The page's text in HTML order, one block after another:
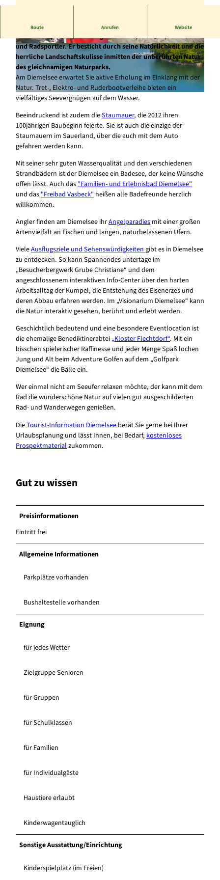
© Markus Balkow | CC-BY-SA
© Sabrinity | CC-BY-SA
© Tourist-Information Diemelsee, Sabrinity |
CC-BY-SA
Route Anrufen Website
Der Diemelsee einer der fünf Sauerland-Seen ist ein Paradies
für Wassersportler, Erholungssuchende, Familien, Wanderer
und Radsportler. Er besticht durch seine Natürlichkeit und die
herrliche Landschaftskulisse inmitten der unberührten Natur
des gleichnamigen Naturparks.
Am Diemelsee erwartet Sie aktive Erholung im Einklang mit der
Natur. Tret-, Elektro- und Ruderbootverleihe bieten ein
vielfältiges Seevergnügen auf dem Wasser.
Beeindruckend ist zudem dieStaumauer, die 2012 ihren
100jährigen Baubeginn feierte. Sie ist auch die einzige der
Staumauern im Sauerland, über die auch mit dem Auto
gefahren werden kann.
Mit seiner sehr guten Wasserqualität und den verschiedenen
Strandbädern ist der Diemelsee ein Badesee, der keine Wünsche
offen lässt. Auch das"Familien- und Erlebnisbad Diemelsee"
und das"Freibad Vasbeck" heißen alle Badefreunde herzlich
willkommen.
Angler finden am Diemelsee ihrAngelparadies mit einer großen
Artenvielfalt an Fischen und langen, naturbelassenen Ufern.
VieleAusflugsziele und Sehenswürdigkeitengibt es in Diemelsee
zu entdecken. So kann Spannendes untertage im
„Besucherbergwerk Grube Christiane“ und dem
angeschlossenem interaktiven Info-Center über den harten
Arbeitsalltag der Kumpel, die Entstehung des Eisenerzes und
deren Abbau erfahren werden. Im „Visionarium Diemelsee“ kann
die Natur interaktiv gesehen, berührt und erlebt werden.
Geschichtlich bedeutend und eine besondere Eventlocation ist
die ehemalige Benediktinerabtei „Kloster Flechtdorf“. Mit ein
bisschen spielerischer Raffinesse und jeder Menge Spaß lochen
Jung und Alt beim Adventure Golfen auf dem „Golfpark
Diemelsee“ die Bälle ein.
Wer einmal nicht am Seeufer relaxen möchte, der kann mit dem
Rad die wunderschöne Natur auf vielen gut ausgeschilderten
Rad- und Wanderwegen genießen.
DieTourist-Information Diemelsee berät Sie gerne bei Ihrer
Urlaubsplanung und lässt Ihnen, bei Bedarf, kostenloses
Prospektmaterial zukommen.
Gut zu wissen
Preisinformationen
Eintritt frei
Allgemeine Informationen
Parkplätze vorhanden
Bushaltestelle vorhanden
Eignung
für jedes Wetter
Zielgruppe Senioren
für Gruppen
für Schulklassen
für Familien
für Individualgäste
Haustiere erlaubt
Kinderwagentauglich
Sonstige Ausstattung/Einrichtung
Kinderspielplatz (im Freien)